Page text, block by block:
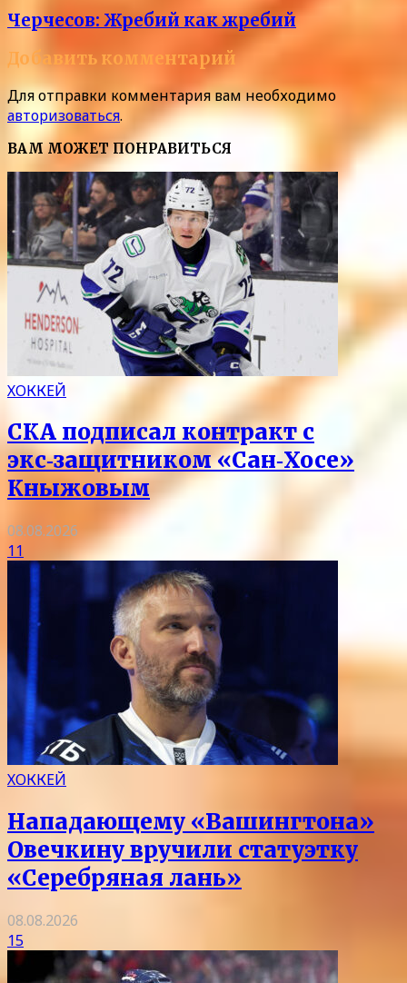
Черчесов: Жребий как жребий
Добавить комментарий
Для отправки комментария вам необходимо
авторизоваться.
ВАМ МОЖЕТ ПОНРАВИТЬСЯ
ХОККЕЙ
СКА подписал контракт с
экс‑защитником «Сан‑Хосе»
Кныжовым
08.08.2026
11
ХОККЕЙ
Нападающему «Вашингтона»
Овечкину вручили статуэтку
«Серебряная лань»
08.08.2026
15